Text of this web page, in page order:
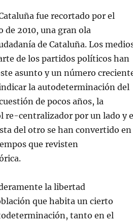
fue recortado por el
2010, una gran ola
de Cataluña. Los
de los partidos políticos han
asunto y un número
la autodeterminación del
de pocos años, la
re-centralizador por un lado y
del otro se han convertido en
que revisten
la libertad
que habita un cierto
tanto en el